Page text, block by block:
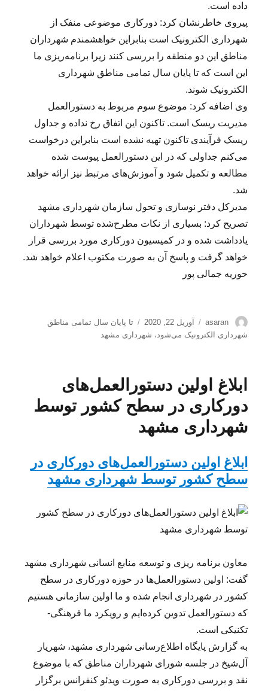
داده است.
پیروی خاطرنشان کرد: دورکاری موضوعی منفک از
شهرداری الکترونیک است بنابراین خواهشمندم شهرداران
مناطق این دو منطقه را بررسی کنند زیرا برنامه‌ریزی ما
این است که تا پایان سال تمامی مناطق شهرداری
الکترونیک شوند.
وی اضافه کرد: موضوع سوم مربوط به دستورالعمل
مدیریت ریسک است. تاکنون این اتفاق رخ نداده و جداول
ریسک فرآیندی تاکنون تهیه نشده است بنابراین درخواست
می‌کنم جداولی که در این دستورالعمل پیوست شده
مطالعه و تکمیل شود و آموزش‌های مرتبط نیز ارائه خواهد
شد.
مدیرکل دفتر نوسازی و تحول سازمان شهرداری مشهد
تصریح کرد: بسیاری از نکات مطرح‌شده توسط شهرداران
یادداشت شده و در کمیسیون دورکاری مورد بررسی قرار
خواهد گرفت و پاسخ آن به صورت مکتوب اعلام خواهد شد.
حوریه جمالی پور
نویسنده
asaran
ارسال
شده
آوریل 22, 2020 برچسب‌ها
تا پایان سال تمامی مناطق
شهرداری الکترونیک می‌شود، شهرداری مشهد
ابلاغ اولین دستورالعمل‌های
دورکاری در سطح کشور توسط
شهرداری مشهد
ابلاغ اولین دستورالعمل‌های دورکاری در
سطح کشور توسط شهرداری مشهد
معاون برنامه ریزی و توسعه منابع انسانی شهرداری مشهد
گفت: اولین دستورالعمل‌ها در حوزه دورکاری در سطح
کشور در شهرداری انجام شده و ما اولین سازمانی هستیم
که دستورالعمل‌ تدوین کرده‌ایم و رویکرد ما فرهنگی-
تکنیکی است.
به گزارش پایگاه اطلاع‌رسانی شهرداری مشهد، شهریار
آل‌شیخ در جلسه شورای شهرداران مناطق که با موضوع
نقد و بررسی دورکاری به صورت ویدئو کنفرانس برگزار